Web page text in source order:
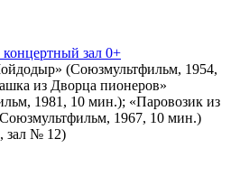
зал 0+
(Союзмультфильм, 1954,
из Дворца пионеров»
1981, 10 мин.); «Паровозик из
1967, 10 мин.)
зал № 12)